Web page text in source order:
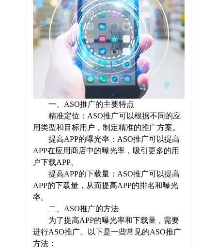
一、ASO推广的主要特点
精准定位：ASO推广可以根据不同的应
用类型和目标用户，制定精准的推广方案。
提高APP的曝光率：ASO推广可以提高
APP在应用商店中的曝光率，吸引更多的用
户下载APP。
提高APP的下载量：ASO推广可以提高
APP的下载量，从而提高APP的排名和曝光
率。
二、ASO推广的方法
为了提高APP的曝光率和下载量，需要
进行ASO推广。以下是一些常见的ASO推广
方法：